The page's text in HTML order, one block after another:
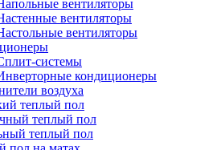
вентиляторы
вентиляторы
вентиляторы
системы
кондиционеры
воздуха
теплый пол
теплый пол
теплый пол